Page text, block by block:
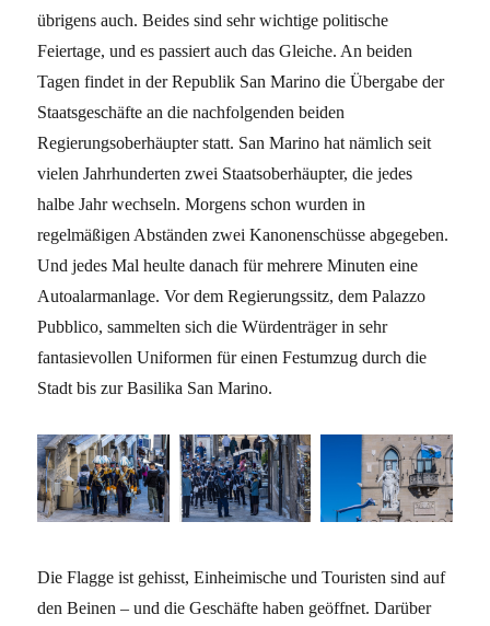
übrigens auch. Beides sind sehr wichtige politische
Feiertage, und es passiert auch das Gleiche. An beiden
Tagen findet in der Republik San Marino die Übergabe der
Staatsgeschäfte an die nachfolgenden beiden
Regierungsoberhäupter statt. San Marino hat nämlich seit
vielen Jahrhunderten zwei Staatsoberhäupter, die jedes
halbe Jahr wechseln. Morgens schon wurden in
regelmäßigen Abständen zwei Kanonenschüsse abgegeben.
Und jedes Mal heulte danach für mehrere Minuten eine
Autoalarmanlage. Vor dem Regierungssitz, dem Palazzo
Pubblico, sammelten sich die Würdenträger in sehr
fantasievollen Uniformen für einen Festumzug durch die
Stadt bis zur Basilika San Marino.
Die Flagge ist gehisst, Einheimische und Touristen sind auf
den Beinen – und die Geschäfte haben geöffnet. Darüber